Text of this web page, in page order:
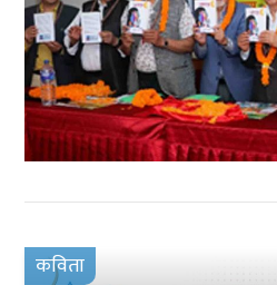
कविता